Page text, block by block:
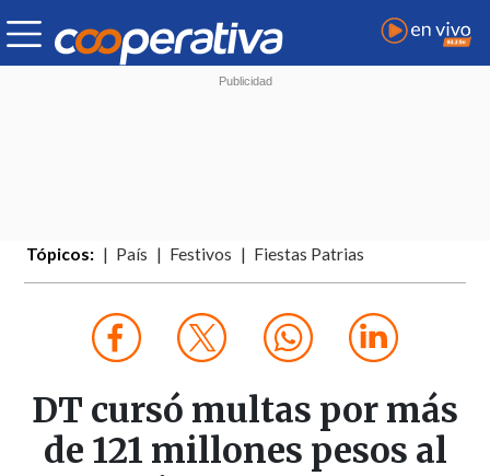
Tópicos: País Festivos Fiestas Patrias
DT cursó multas por más
de 121 millones pesos al